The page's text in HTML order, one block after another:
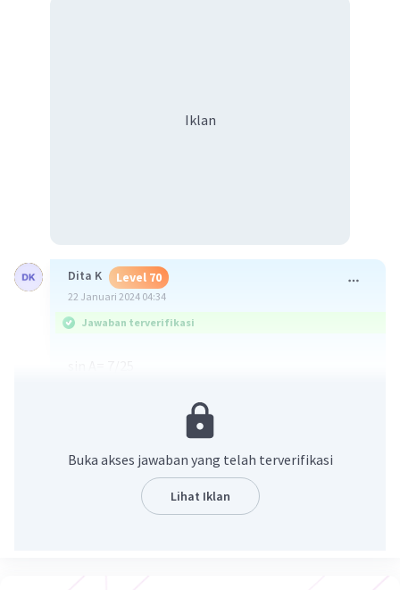
Iklan
Dita K Level 70
22 Januari 2024 04:34
Jawaban terverifikasi
Buka akses jawaban yang telah terverifikasi
Lihat Iklan